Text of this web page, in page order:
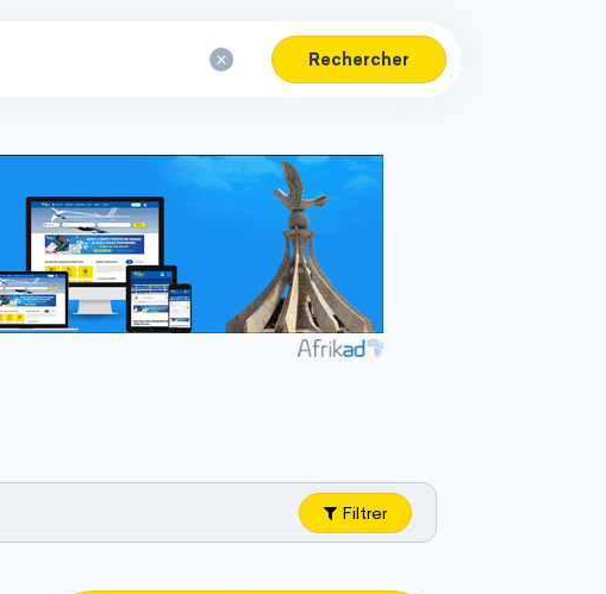
Rechercher
Filtrer